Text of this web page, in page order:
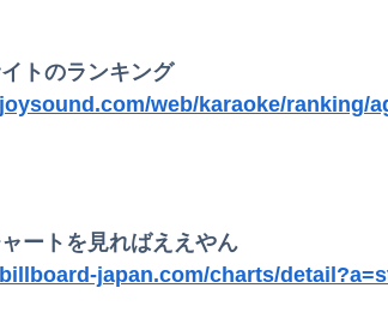
大女子ｗｗｗｗｗｗｗｗ
母親に「置いていかないで」と言われて
ルのTBS新人アナさん、プリケツ
トのランキング
web/karaoke/ranking/
ートを見ればええやん
japan.com/charts/